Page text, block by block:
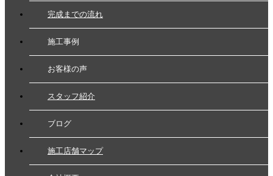
完成までの流れ
施工事例
お客様の声
スタッフ紹介
ブログ
施工店舗マップ